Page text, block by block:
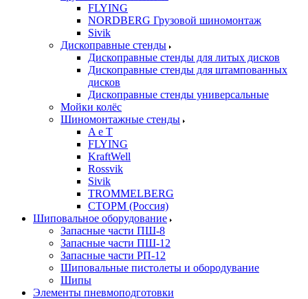
FLYING
NORDBERG Грузовой шиномонтаж
Sivik
Дископравные стенды
Дископравные стенды для литых дисков
Дископравные стенды для штампованных
дисков
Дископравные стенды универсальные
Мойки колёс
Шиномонтажные стенды
A e T
FLYING
KraftWell
Rossvik
Sivik
TROMMELBERG
СТОРМ (Россия)
Шиповальное оборудование
Запасные части ПШ-8
Запасные части ПШ-12
Запасные части РП-12
Шиповальные пистолеты и обородувание
Шипы
Элементы пневмоподготовки